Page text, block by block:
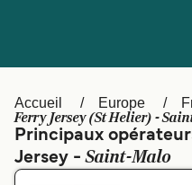
Canada
Ελλάδα
Accueil Europe
Ferry Jersey (St Helier) -
Principaux
Jersey -Saint-Malo